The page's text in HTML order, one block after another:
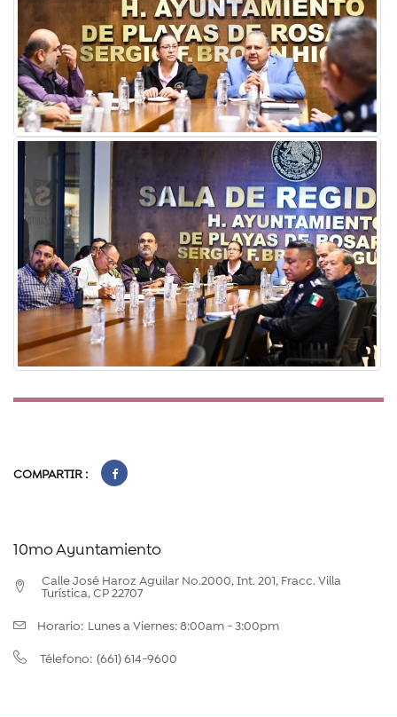
COMPARTIR :
10mo Ayuntamiento
Calle José Haroz Aguilar No.2000, Int. 201, Fracc. Villa
Turística, CP 22707
Horario: Lunes a Viernes: 8:00am - 3:00pm
Télefono: (661) 614-9600